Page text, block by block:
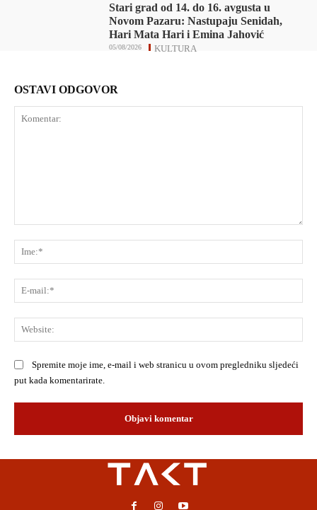
Stari grad od 14. do 16. avgusta u
Novom Pazaru: Nastupaju Senidah,
Hari Mata Hari i Emina Jahović
KULTURA
05/08/2026
OSTAVI ODGOVOR
Spremite moje ime, e-mail i web stranicu u ovom pregledniku sljedeći
put kada komentarirate.